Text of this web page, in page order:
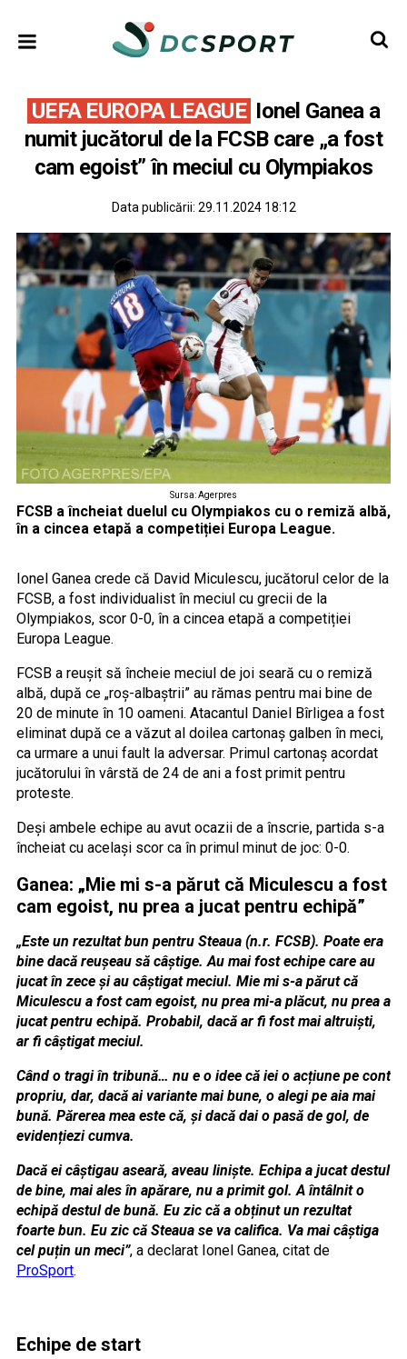
UEFA EUROPA LEAGUE Ionel Ganea a
numit jucătorul de la FCSB care „a fost
cam egoist” în meciul cu Olympiakos
Data publicării: 29.11.2024 18:12
Sursa: Agerpres
FCSB a încheiat duelul cu Olympiakos cu o remiză albă,
în a cincea etapă a competiției Europa League.
Ionel Ganea crede că David Miculescu, jucătorul celor de la
FCSB, a fost individualist în meciul cu grecii de la
Olympiakos, scor 0-0, în a cincea etapă a competiției
Europa League.
FCSB a reușit să încheie meciul de joi seară cu o remiză
albă, după ce „roș-albaștrii” au rămas pentru mai bine de
20 de minute în 10 oameni. Atacantul Daniel Bîrligea a fost
eliminat după ce a văzut al doilea cartonaș galben în meci,
ca urmare a unui fault la adversar. Primul cartonaș acordat
jucătorului în vârstă de 24 de ani a fost primit pentru
proteste.
Deși ambele echipe au avut ocazii de a înscrie, partida s-a
încheiat cu același scor ca în primul minut de joc: 0-0.
Ganea: „Mie mi s-a părut că Miculescu a fost
cam egoist, nu prea a jucat pentru echipă”
„Este un rezultat bun pentru Steaua (n.r. FCSB). Poate era
bine dacă reușeau să câștige. Au mai fost echipe care au
jucat în zece și au câștigat meciul. Mie mi s-a părut că
Miculescu a fost cam egoist, nu prea mi-a plăcut, nu prea a
jucat pentru echipă. Probabil, dacă ar fi fost mai altruiști,
ar fi câștigat meciul.
Când o tragi în tribună… nu e o idee că iei o acțiune pe cont
propriu, dar, dacă ai variante mai bune, o alegi pe aia mai
bună. Părerea mea este că, și dacă dai o pasă de gol, de
evidențiezi cumva.
Dacă ei câștigau aseară, aveau liniște. Echipa a jucat destul
de bine, mai ales în apărare, nu a primit gol. A întâlnit o
echipă destul de bună. Eu zic că a obținut un rezultat
foarte bun. Eu zic că Steaua se va califica. Va mai câștiga
cel puțin un meci”, a declarat Ionel Ganea, citat de
ProSport.
Echipe de start